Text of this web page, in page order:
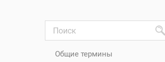
Общие термины